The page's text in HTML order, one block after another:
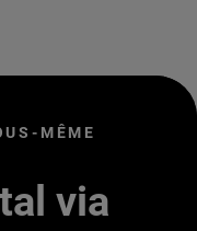
MÊME
via